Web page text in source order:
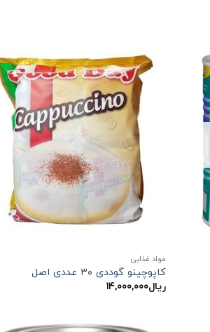
مواد غذایی
کاپوچینو گوددی ۳۰ عددی اصل
ریال۱۴,۰۰۰,۰۰۰